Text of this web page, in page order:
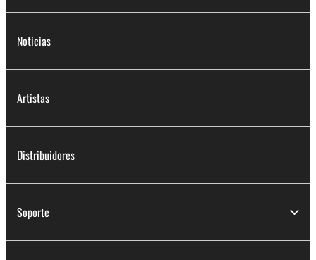
Noticias
Artistas
Distribuidores
Soporte